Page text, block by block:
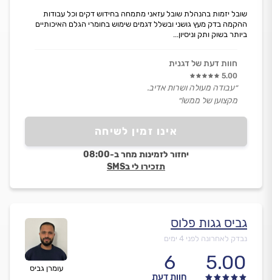
אינו זמין לשיחה
יחזור לזמינות מחר ב-08:00
תזכירו לי בSMS
שובל יזמות בהנהלת שובל עזאני מתמחה בחידוש דקים וכל עבודות
ההקמה בדק מעץ גושני ובשלל דגמים שימוש בחומרי הגלם האיכותיים
ביותר בשוק ותק וניסיון...
חוות דעת של דגנית
5.00
״עבודה מעולה ושרות אדיב.
מקצוען של ממש!״
עומרן גביס
גביס גגות פלוס
נבדק לאחרונה לפני 4 ימים
5.00
6
חוות דעת